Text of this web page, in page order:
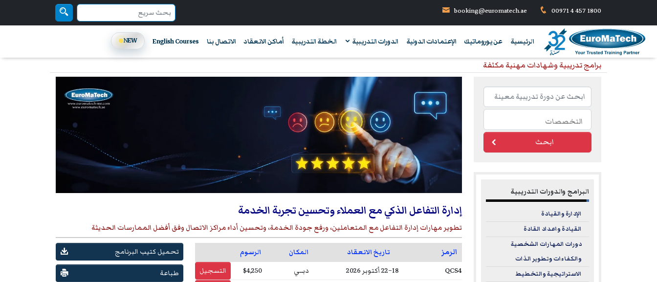
00971 4 457 1800
booking@euromatech.ae
الرئيسية عن يوروماتيك الإعتمادات الدولية الدورات التدريبية الخطة التدريبية أماكن الانعقاد الاتصال بنا English Courses
NEW
برامج تدريبية وشهادات مهنية مكثفة
إدارة التفاعل الذكي مع العملاء وتحسين تجربة الخدمة
تطوير مهارات إدارة التفاعل مع المتعاملين، ورفع جودة الخدمة، وتحسين أداء مراكز الاتصال وفق أفضل الممارسات الحديثة
الرمز تاريخ الانعقاد المكان الرسوم
QCS4 18–22 أكتوبر 2026 دبــي $4,250 التسجيل
تحميل كتيب البرنامج
طباعة
ابحث
البرامج والدورات التدريبية
الإدارة والقيادة
القيادة واعداد القادة
دورات المهارات الشخصية
والكفاءات وتطوير الذات
الاستراتيجية والتخطيط